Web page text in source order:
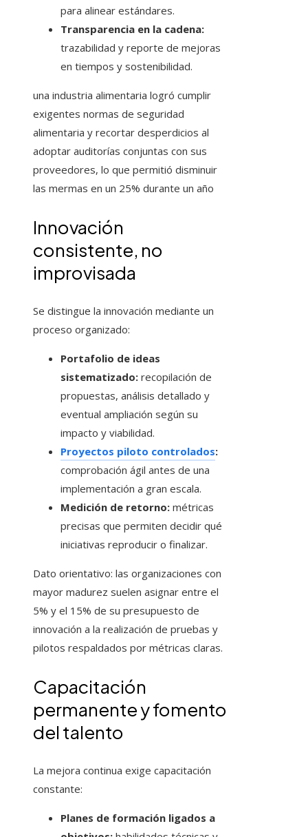
para alinear estándares.
Transparencia en la cadena:
trazabilidad y reporte de mejoras
en tiempos y sostenibilidad.
una industria alimentaria logró cumplir
exigentes normas de seguridad
alimentaria y recortar desperdicios al
adoptar auditorías conjuntas con sus
proveedores, lo que permitió disminuir
las mermas en un 25% durante un año
Innovación
consistente, no
improvisada
Se distingue la innovación mediante un
proceso organizado:
Portafolio de ideas
sistematizado: recopilación de
propuestas, análisis detallado y
eventual ampliación según su
impacto y viabilidad.
Proyectos piloto controlados:
comprobación ágil antes de una
implementación a gran escala.
Medición de retorno: métricas
precisas que permiten decidir qué
iniciativas reproducir o finalizar.
Dato orientativo: las organizaciones con
mayor madurez suelen asignar entre el
5% y el 15% de su presupuesto de
innovación a la realización de pruebas y
pilotos respaldados por métricas claras.
Capacitación
permanente y fomento
del talento
La mejora continua exige capacitación
constante:
Planes de formación ligados a